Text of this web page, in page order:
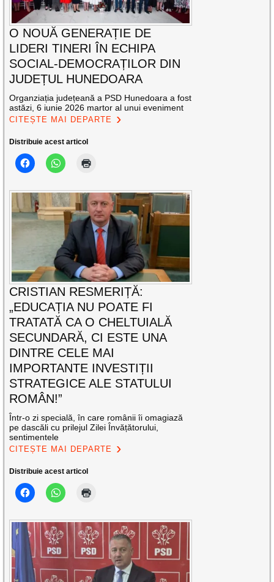
O NOUĂ GENERAȚIE DE
LIDERI TINERI ÎN ECHIPA
SOCIAL-DEMOCRAȚILOR DIN
JUDEȚUL HUNEDOARA
Organziația județeană a PSD Hunedoara a fost
astăzi, 6 iunie 2026 martor al unui eveniment
CITEȘTE MAI DEPARTE
Distribuie acest articol
CRISTIAN RESMERIȚĂ:
„EDUCAȚIA NU POATE FI
TRATATĂ CA O CHELTUIALĂ
SECUNDARĂ, CI ESTE UNA
DINTRE CELE MAI
IMPORTANTE INVESTIȚII
STRATEGICE ALE STATULUI
ROMÂN!”
Într-o zi specială, în care românii îi omagiază
pe dascăli cu prilejul Zilei Învățătorului,
sentimentele
CITEȘTE MAI DEPARTE
Distribuie acest articol